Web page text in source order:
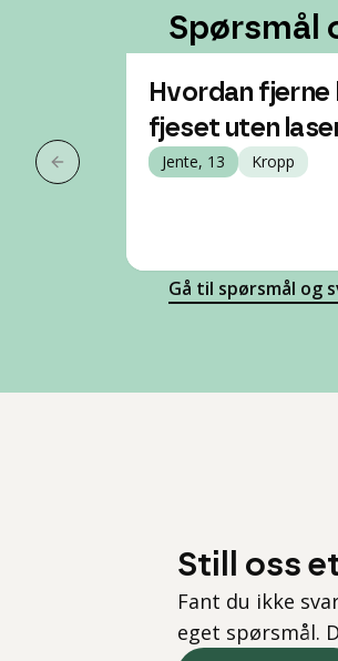
Spørsmål
Forrige slide
Hvordan fjerne
fjeset uten
Jente, 13 Kropp
Gå til spørsmål og
Still oss
Fant du ikke
eget spørsmål.